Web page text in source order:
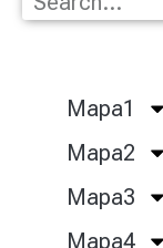
Mapa1
Mapa2
Mapa3
Mapa4